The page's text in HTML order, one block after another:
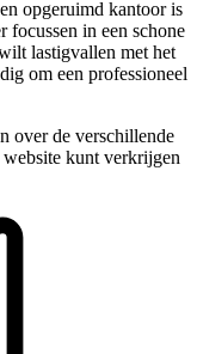
opgeruimd kantoor is
focussen in een schone
lastigvallen met het
om een professioneel
over de verschillende
website kunt verkrijgen